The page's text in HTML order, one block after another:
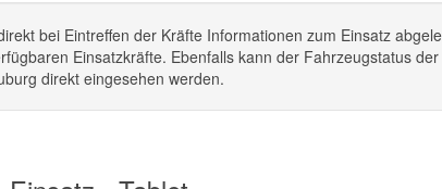
bei Eintreffen der Kräfte Informationen zum Einsatz
Einsatzkräfte. Ebenfalls kann der Fahrzeugstatus
direkt eingesehen werden.